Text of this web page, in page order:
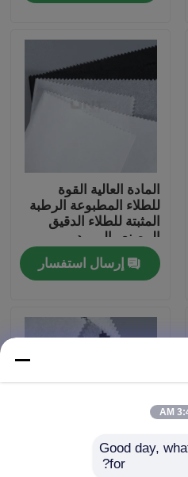
المادة العالية القوة
للطلاء المطبوعة الرطبة
المثبتة للطلاء الدقيق
المصنع والمورد
إرسال استفسار
المواد الناعمة والمتينة
Good day,
for?